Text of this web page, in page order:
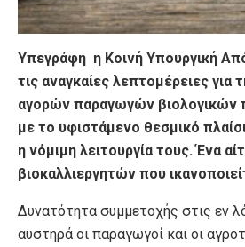
Υπεγράφη η Κοινή Υπουργική
τις αναγκαίες λεπτομέρειες για
αγορών παραγωγών βιολογικών
με το υφιστάμενο θεσμικό
η νόμιμη λειτουργία τους. Ένα
βιοκαλλιεργητών που
Δυνατότητα συμμετοχής στις εν
αυστηρά οι παραγωγοί και οι